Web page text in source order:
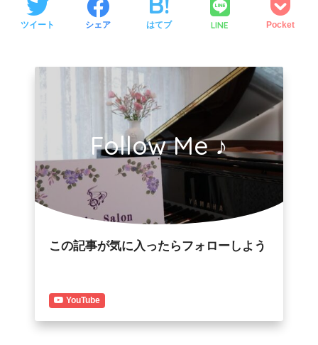
ツイート シェア はてブ LINE Pocket
Follow Me ♪
この記事が気に入ったらフォローしよう
YouTube